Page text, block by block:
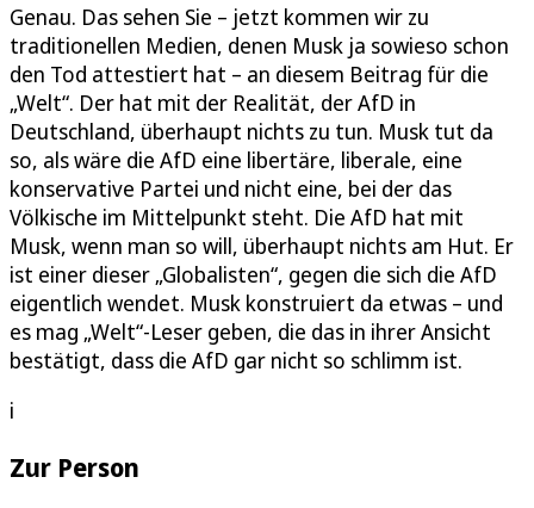
Genau. Das sehen Sie – jetzt kommen wir zu
traditionellen Medien, denen Musk ja sowieso schon
den Tod attestiert hat – an diesem Beitrag für die
„Welt“. Der hat mit der Realität, der AfD in
Deutschland, überhaupt nichts zu tun. Musk tut da
so, als wäre die AfD eine libertäre, liberale, eine
konservative Partei und nicht eine, bei der das
Völkische im Mittelpunkt steht. Die AfD hat mit
Musk, wenn man so will, überhaupt nichts am Hut. Er
ist einer dieser „Globalisten“, gegen die sich die AfD
eigentlich wendet. Musk konstruiert da etwas – und
es mag „Welt“-Leser geben, die das in ihrer Ansicht
bestätigt, dass die AfD gar nicht so schlimm ist.
i
Zur Person